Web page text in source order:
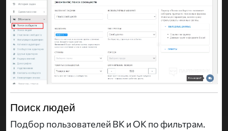
Поиск людей
Подбор пользователей ВК и ОК по фильтрам.